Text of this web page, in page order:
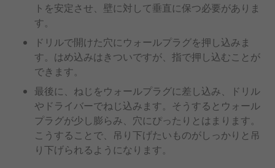
トを安定させ、壁に対して垂直に保つ必要がありま
す。
ドリルで開けた穴にウォールプラグを押し込みま
す。はめ込みはきついですが、指で押し込むことが
できます。
最後に、ねじをウォールプラグに差し込み、ドリル
やドライバーでねじ込みます。そうするとウォール
プラグが少し膨らみ、穴にぴったりとはまります。
こうすることで、吊り下げたいものがしっかりと吊
り下げられるようになります。